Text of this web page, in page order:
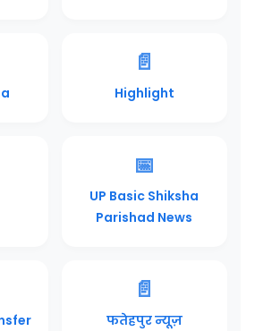
📄
Highlight
📅
UP Basic Shiksha
Parishad News
📄
फतेहपुर न्यूज़